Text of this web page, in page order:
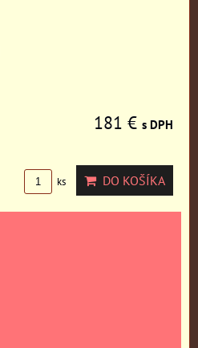
181 € s DPH
ks DO KOŠÍKA